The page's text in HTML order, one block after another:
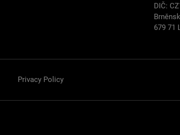
DIČ:
679 71
Privacy Policy